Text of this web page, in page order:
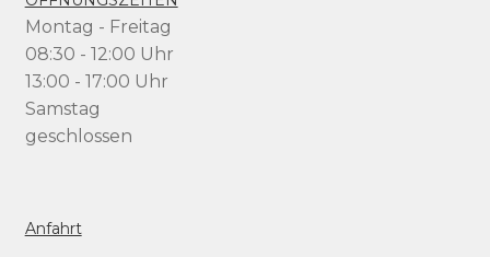
Montag - Freitag
08:30 - 12:00 Uhr
13:00 - 17:00 Uhr
Samstag
geschlossen
Anfahrt